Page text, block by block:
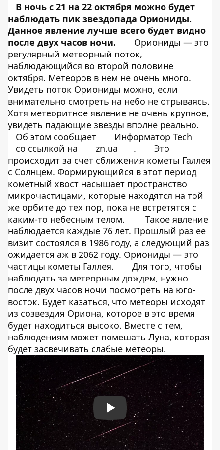
В ночь с 21 на 22 октября можно будет
наблюдать пик звездопада Ориониды.
Данное явление лучше всего будет видно
после двух часов ночи.
Ориониды — это
регулярный метеорный поток,
наблюдающийся во второй половине
октября. Метеоров в нем не очень много.
Увидеть поток Ориониды можно, если
внимательно смотреть на небо не отрываясь.
Хотя метеоритное явление не очень крупное,
увидеть падающие звезды вполне реально.
Об этом сообщает
Информатор Tech
со ссылкой на
zn.ua .
Это
происходит за счет сближения кометы Галлея
с Солнцем. Формирующийся в этот период
кометный хвост насыщает пространство
микрочастицами, которые находятся на той
же орбите до тех пор, пока не встретятся с
каким-то небесным телом.
Такое явление
наблюдается каждые 76 лет. Прошлый раз ее
визит состоялся в 1986 году, а следующий раз
ожидается аж в 2062 году. Ориониды — это
частицы кометы Галлея.
Для того, чтобы
наблюдать за метеорным дождем, нужно
после двух часов ночи посмотреть на юго-
восток. Будет казаться, что метеоры исходят
из созвездия Ориона, которое в это время
будет находиться высоко. Вместе с тем,
наблюдениям может помешать Луна, которая
будет засвечивать слабые метеоры.
Play